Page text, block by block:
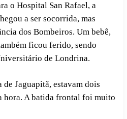
o Hospital San Rafael, a
a ser socorrida, mas
dos Bombeiros. Um bebê,
ficou ferido, sendo
de Londrina.
Jaguapitã, estavam dois
hora. A batida frontal foi muito